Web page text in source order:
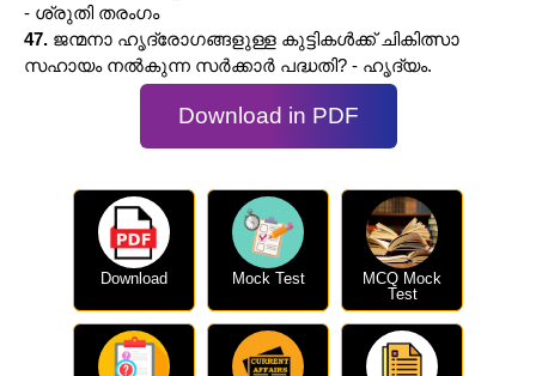
- ശ്രുതി തരംഗം
47. ജന്മനാ ഹൃദ്രോഗങ്ങളുള്ള കുട്ടികൾക്ക് ചികിത്സാ
സഹായം നൽകുന്ന സർക്കാർ പദ്ധതി? - ഹൃദ്യം.
Download in PDF
Download Mock Test
MCQ Mock
Test